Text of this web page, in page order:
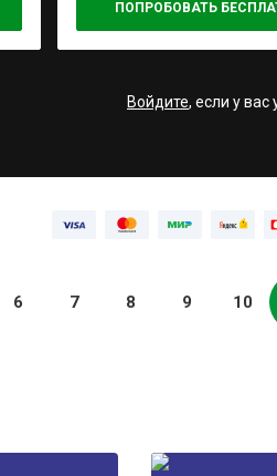
ПОПРОБОВАТЬ
Войдите, если у вас
6 7 8 9 10